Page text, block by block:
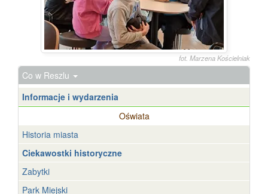
fot. Marzena Kościelniak
Co w Reszlu
Informacje i wydarzenia
Oświata
Historia miasta
Ciekawostki historyczne
Zabytki
Park Miejski